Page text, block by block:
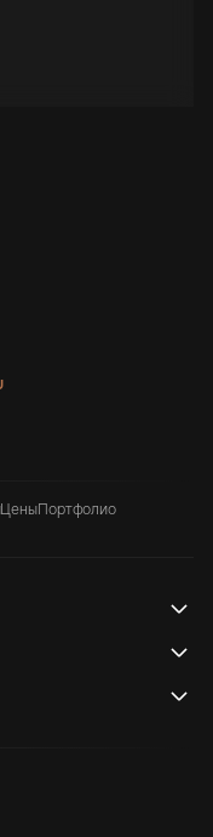
ЦеныПортфолио